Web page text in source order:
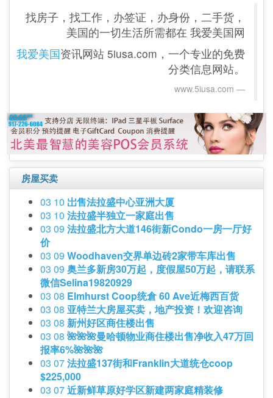
找房子，找工作，办签证，办身份，二手货，
美国的一切生活所需都在 我爱美国网
我爱美国资讯网站 5iusa.com，一个专业的免费
分类信息网站。
www.5iusa.com‎
房屋买卖
03 10 岀售法拉盛中心亚洲大厦
03 10 法拉盛半独立一家庭出售
03 09 法拉盛北方大道146街新Condo一房一厅好
价
03 09 Woodhaven交界单边砖2家带车库出售
03 09 奥兰多新房30万起，度假屋50万起，请联系
微信Selina19820929
03 08 Elmhurst Coop统倉 60 Ave近梅西百货
03 08 亚特兰大房屋买卖，地产投资！欢迎咨询
03 08 新州好区商住楼出售
03 08 🌺🌺🌺曼哈顿物业商住楼出售净收入47万回
报率6%🌺🌺🌺
03 07法拉盛137街和Franklin大道统仓coop
$225,000
03 07近新鲜草原好学区新建两家庭精装修